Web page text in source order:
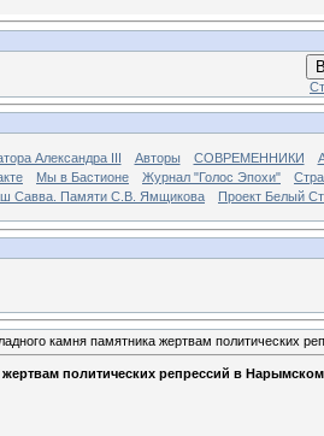
Александра III Авторы СОВРЕМЕННИКИ
Мы в Бастионе Журнал "Голос Эпохи"
Савва. Памяти С.В. Ямщикова Проект Белый
камня памятника жертвам политических
политических репрессий в